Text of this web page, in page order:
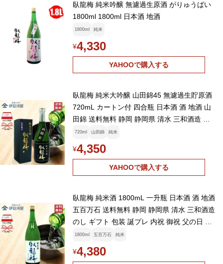
臥龍梅 純米吟醸 無濾過生原酒 がりゅうばい
1800ml 1800ml 日本酒 地酒
1800ml 純米
¥4,330
YAHOOで購入する
臥龍梅 純米大吟醸 山田錦45 無濾過生貯原酒
720mL カートン付 四合瓶 日本酒 酒 地酒 山
田錦 送料無料 静岡 静岡県 清水 三和酒造 の
し ギフト 父の日 敬老の日
720ml 山田錦 純米
¥4,350
YAHOOで購入する
臥龍梅 純米酒 1800mL 一升瓶 日本酒 酒 地酒
五百万石 送料無料 静岡 静岡県 清水 三和酒造
のし ギフト 包装 誕プレ 内祝 御祝 父の日 敬
老の日
1800ml 五百万石 純米
¥4,380